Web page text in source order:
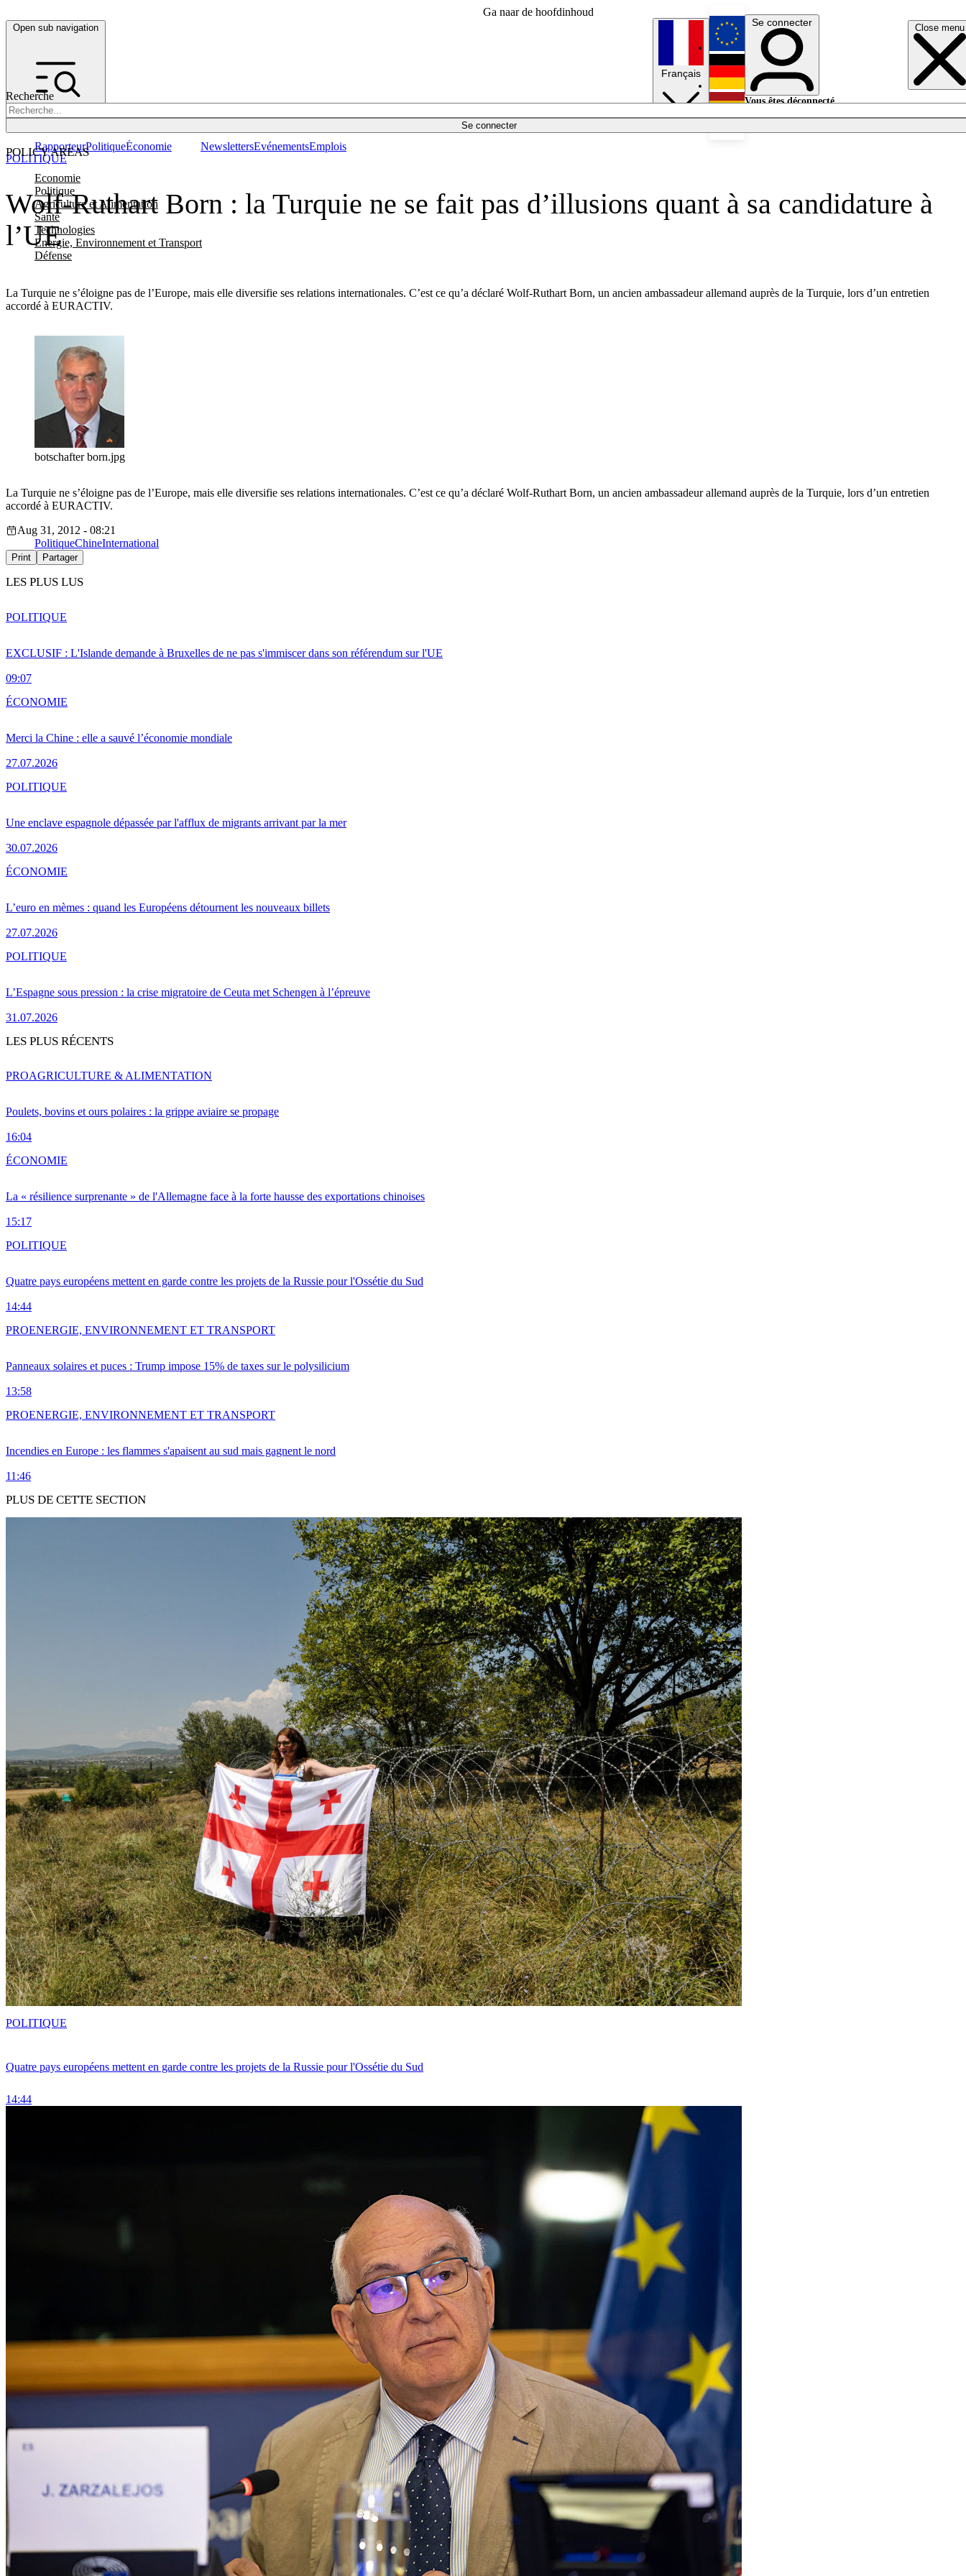
Ga naar de hoofdinhoud
Open sub navigation Close menu
Recherche
Se connecter
POLICY AREAS
Economie
Politique
Agriculture et Alimentation
Santé
Technologies
Energie, Environnement et Transport
Défense
RapporteurPolitiqueÉconomie NewslettersEvénementsEmplois
Français
English
Deutsch
Se connecter
Vous êtes déconnecté.
Wolf-Ruthart Born : la Turquie ne se fait pas d’illusions quant à sa candidature à
l’UE
La Turquie ne s’éloigne pas de l’Europe, mais elle diversifie ses relations internationales. C’est ce qu’a déclaré Wolf-Ruthart Born, un ancien ambassadeur allemand auprès de la Turquie, lors d’un entretien
accordé à EURACTIV.
POLITIQUE
botschafter born.jpg
La Turquie ne s’éloigne pas de l’Europe, mais elle diversifie ses relations internationales. C’est ce qu’a déclaré Wolf-Ruthart Born, un ancien ambassadeur allemand auprès de la Turquie, lors d’un entretien
accordé à EURACTIV.
Aug 31, 2012 - 08:21
PolitiqueChineInternational
Print Partager
LES PLUS LUS
EXCLUSIF : L'Islande demande à Bruxelles de ne pas s'immiscer dans son référendum sur l'UE
09:07
POLITIQUE
Merci la Chine : elle a sauvé l’économie mondiale
27.07.2026
ÉCONOMIE
Une enclave espagnole dépassée par l'afflux de migrants arrivant par la mer
30.07.2026
POLITIQUE
L’euro en mèmes : quand les Européens détournent les nouveaux billets
27.07.2026
ÉCONOMIE
L’Espagne sous pression : la crise migratoire de Ceuta met Schengen à l’épreuve
31.07.2026
POLITIQUE
LES PLUS RÉCENTS
Poulets, bovins et ours polaires : la grippe aviaire se propage
16:04
PROAGRICULTURE & ALIMENTATION
La « résilience surprenante » de l'Allemagne face à la forte hausse des exportations chinoises
15:17
ÉCONOMIE
Quatre pays européens mettent en garde contre les projets de la Russie pour l'Ossétie du Sud
14:44
POLITIQUE
Panneaux solaires et puces : Trump impose 15% de taxes sur le polysilicium
13:58
PROENERGIE, ENVIRONNEMENT ET TRANSPORT
Incendies en Europe : les flammes s'apaisent au sud mais gagnent le nord
11:46
PROENERGIE, ENVIRONNEMENT ET TRANSPORT
PLUS DE CETTE SECTION
Quatre pays européens mettent en garde contre les projets de la Russie pour l'Ossétie du Sud
14:44
POLITIQUE